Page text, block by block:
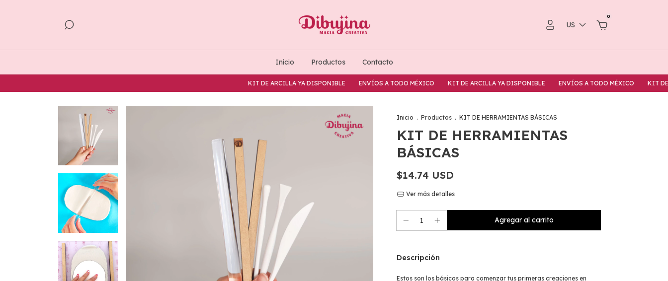
US
0
Inicio Productos Contacto
KIT DE ARCILLA YA DISPONIBLE ENVÍOS A TODO MÉXICO KIT DE ARCILLA YA DISPONIBLE ENVÍOS A TODO MÉXICO KIT DE
Inicio . Productos . KIT DE HERRAMIENTAS BÁSICAS
KIT DE HERRAMIENTAS
BÁSICAS
$14.74 USD
Ver más detalles
Descripción
Estos son los básicos para comenzar tus primeras creaciones en